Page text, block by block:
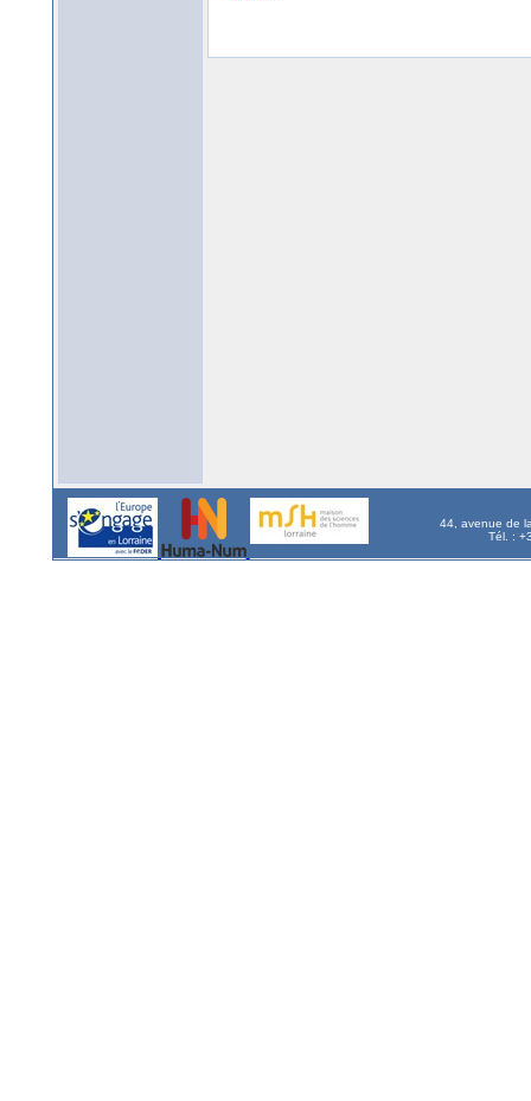
44, avenue de
Tél. :